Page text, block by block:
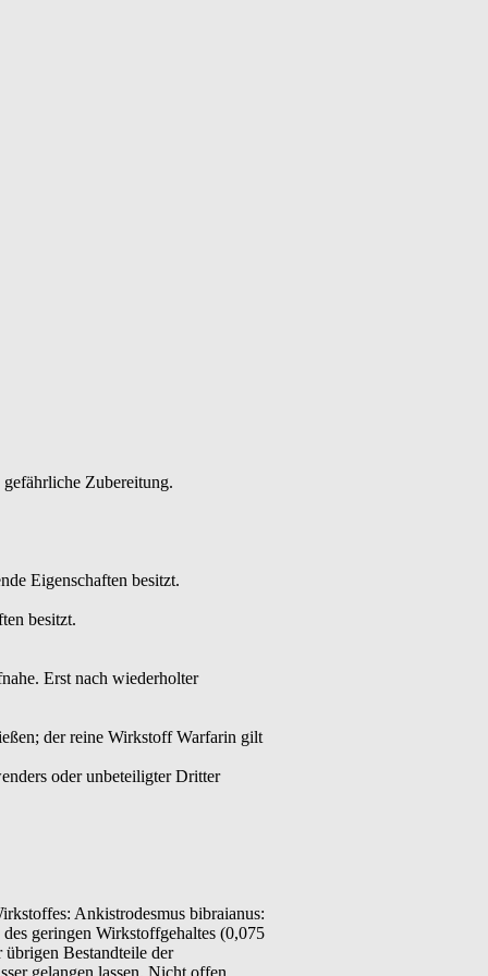
Zubereitung.
Eigenschaften besitzt.
besitzt.
Erst nach wiederholter
der reine Wirkstoff Warfarin gilt
oder unbeteiligter Dritter
Ankistrodesmus bibraianus:
geringen Wirkstoffgehaltes (0,075
Bestandteile der
gelangen lassen. Nicht offen